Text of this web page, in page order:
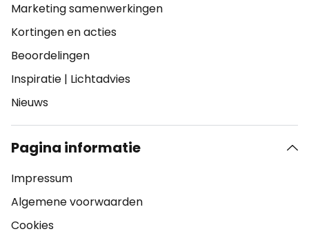
Marketing samenwerkingen
Kortingen en acties
Beoordelingen
Inspiratie | Lichtadvies
Nieuws
Pagina informatie
Impressum
Algemene voorwaarden
Cookies